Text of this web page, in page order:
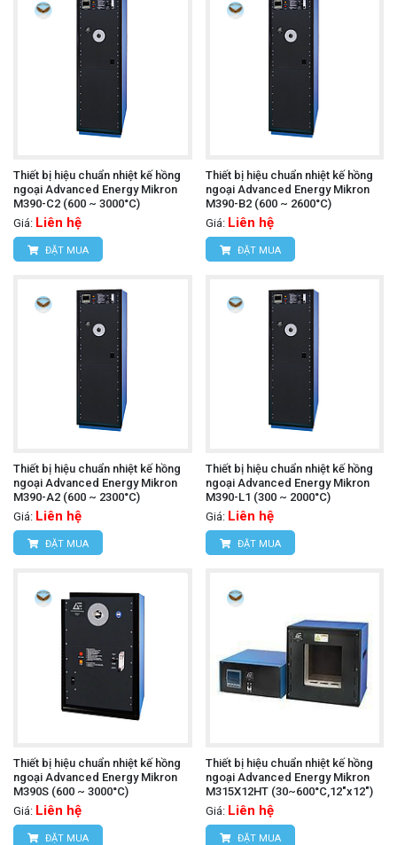
Thiết bị hiệu chuẩn nhiệt kế hồng
ngoại Advanced Energy Mikron
M390-C2 (600 ~ 3000°C)
Giá: Liên hệ
ĐẶT MUA
Thiết bị hiệu chuẩn nhiệt kế hồng
ngoại Advanced Energy Mikron
M390-B2 (600 ~ 2600°C)
Giá: Liên hệ
ĐẶT MUA
Thiết bị hiệu chuẩn nhiệt kế hồng
ngoại Advanced Energy Mikron
M390-A2 (600 ~ 2300°C)
Giá: Liên hệ
ĐẶT MUA
Thiết bị hiệu chuẩn nhiệt kế hồng
ngoại Advanced Energy Mikron
M390-L1 (300 ~ 2000°C)
Giá: Liên hệ
ĐẶT MUA
Thiết bị hiệu chuẩn nhiệt kế hồng
ngoại Advanced Energy Mikron
M390S (600 ~ 3000°C)
Giá: Liên hệ
ĐẶT MUA
Thiết bị hiệu chuẩn nhiệt kế hồng
ngoại Advanced Energy Mikron
M315X12HT (30~600°C,12"x12")
Giá: Liên hệ
ĐẶT MUA